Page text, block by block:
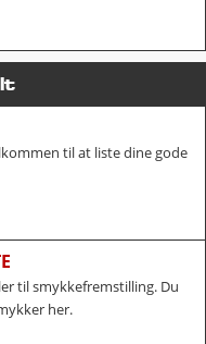
til at liste dine gode
til smykkefremstilling. Du
her.